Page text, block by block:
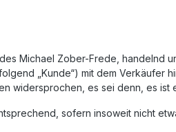
Michael Zober-Frede,
„Kunde“) mit dem Verkäufer
widersprochen, es sei denn, es ist
sofern insoweit nicht